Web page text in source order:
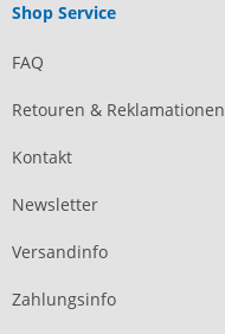
Shop Service
FAQ
Retouren & Reklamationen
Kontakt
Newsletter
Versandinfo
Zahlungsinfo